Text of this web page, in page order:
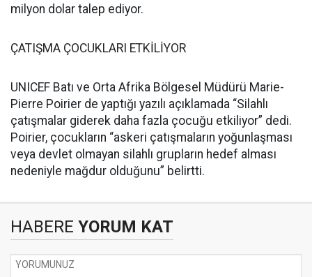
milyon dolar talep ediyor.
ÇATIŞMA ÇOCUKLARI ETKİLİYOR
UNICEF Batı ve Orta Afrika Bölgesel Müdürü Marie-
Pierre Poirier de yaptığı yazılı açıklamada “Silahlı
çatışmalar giderek daha fazla çocuğu etkiliyor” dedi.
Poirier, çocukların “askeri çatışmaların yoğunlaşması
veya devlet olmayan silahlı grupların hedef alması
nedeniyle mağdur olduğunu” belirtti.
HABERE YORUM KAT